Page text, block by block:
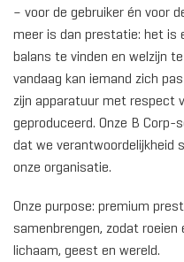
– voor de gebruiker én voor
meer is dan prestatie: het is
balans te vinden en welzijn
vandaag kan iemand zich
zijn apparatuur met respect
geproduceerd. Onze B
dat we verantwoordelijkheid
onze organisatie.
Onze purpose: premium
samenbrengen, zodat
lichaam, geest en wereld.